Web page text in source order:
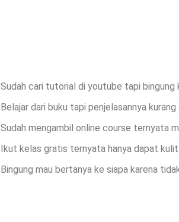
Sudah cari tutorial di youtube tapi
Belajar dari buku tapi penjelasannya
Sudah mengambil online course ternyata
Ikut kelas gratis ternyata hanya dapat
Bingung mau bertanya ke siapa karena